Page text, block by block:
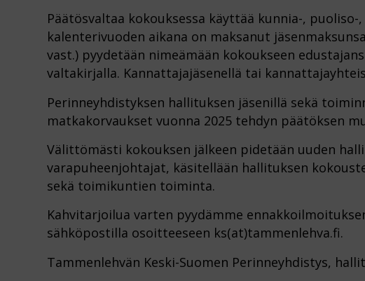
Päätösvaltaa kokouksessa käyttää kunnia-,
kalenterivuoden aikana on maksanut
vast.) pyydetään nimeämään kokoukseen
valtakirjalla. Kannattajajäsenellä tai
Perinneyhdistyksen hallituksen jäsenillä sekä
matkakorvaukset vuonna 2025 tehdyn päätöksen
Välittömästi kokouksen jälkeen pidetään uuden
varapuheenjohtajat, käsitellään hallituksen
sekä toimikuntien toiminta.
Kahvitarjoilua varten pyydämme
sähköpostilla osoitteeseen ks(at)tammenlehva.fi.
Tammenlehvän Keski-Suomen Perinneyhdistys,